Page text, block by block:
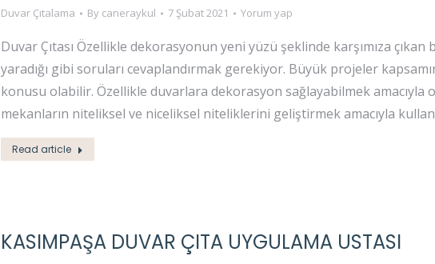
Duvar Çıtalama By caneraykul 7 Şubat 2021 Yorum yap
Duvar Çıtası Özellikle dekorasyonun yeni yüzü şeklinde karşımıza
yaradığı gibi soruları cevaplandırmak gerekiyor. Büyük projeler
konusu olabilir. Özellikle duvarlara dekorasyon sağlayabilmek amacıyla
mekanların niteliksel ve niceliksel niteliklerini geliştirmek amacıyla
Read article
KASIMPAŞA DUVAR ÇITA UYGULAMA USTASI